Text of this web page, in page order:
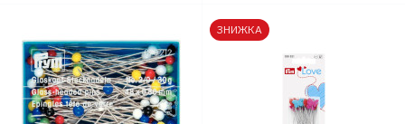
ЗНИЖКА